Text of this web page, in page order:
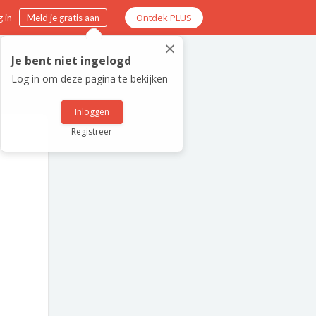
in Meld je gratis aan Ontdek PLUS
×
Je bent niet ingelogd
Log in om deze pagina te bekijken
Inloggen
Registreer